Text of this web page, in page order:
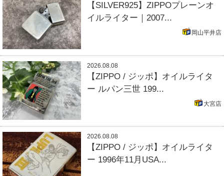
【SILVER925】ZIPPOプレーンオ
イルライター｜2007...
岡山平井店
2026.08.08
【ZIPPO / ジッポ】オイルライタ
ー ルパン三世 199...
大宮店
2026.08.08
【ZIPPO / ジッポ】オイルライタ
ー 1996年11月USA...